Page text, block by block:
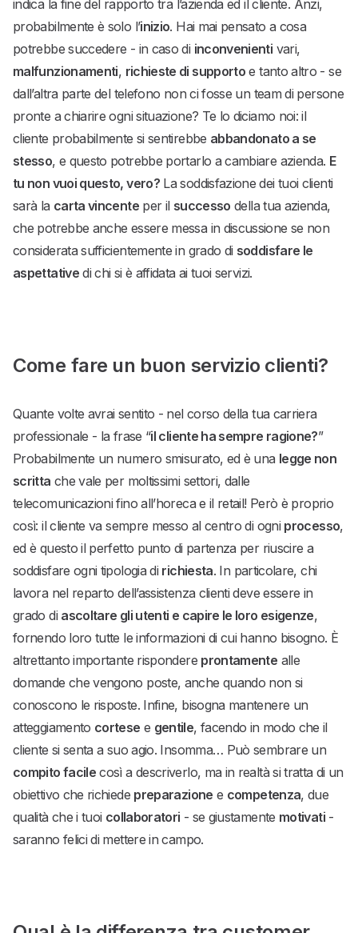
indica la fine del rapporto tra l’azienda ed il cliente. Anzi,
probabilmente è solo l’inizio. Hai mai pensato a cosa
potrebbe succedere - in caso di inconvenienti vari,
malfunzionamenti, richieste di supporto e tanto altro - se
dall’altra parte del telefono non ci fosse un team di persone
pronte a chiarire ogni situazione? Te lo diciamo noi: il
cliente probabilmente si sentirebbe abbandonato a se
stesso, e questo potrebbe portarlo a cambiare azienda. E
tu non vuoi questo, vero? La soddisfazione dei tuoi clienti
sarà la carta vincenteper il successo della tua azienda,
che potrebbe anche essere messa in discussione se non
considerata sufficientemente in grado di soddisfare le
aspettativedi chi si è affidata ai tuoi servizi.
Come fare un buon servizio clienti?
Quante volte avrai sentito - nel corso della tua carriera
professionale - la frase “il cliente ha sempre ragione?”
Probabilmente un numero smisurato, ed è una legge non
scritta che vale per moltissimi settori, dalle
telecomunicazioni fino all’horeca e il retail! Però è proprio
così: il cliente va sempre messo al centro di ogni processo,
ed è questo il perfetto punto di partenza per riuscire a
soddisfare ogni tipologia di richiesta. In particolare, chi
lavora nel reparto dell’assistenza clienti deve essere in
grado di ascoltare gli utenti e capire le loro esigenze,
fornendo loro tutte le informazioni di cui hanno bisogno. È
altrettanto importante rispondere prontamente alle
domande che vengono poste, anche quando non si
conoscono le risposte. Infine, bisogna mantenere un
atteggiamento cortese e gentile, facendo in modo che il
cliente si senta a suo agio. Insomma… Può sembrare un
compito facile così a descriverlo, ma in realtà si tratta di un
obiettivo che richiede preparazione e competenza, due
qualità che i tuoi collaboratori - se giustamente motivati-
saranno felici di mettere in campo.